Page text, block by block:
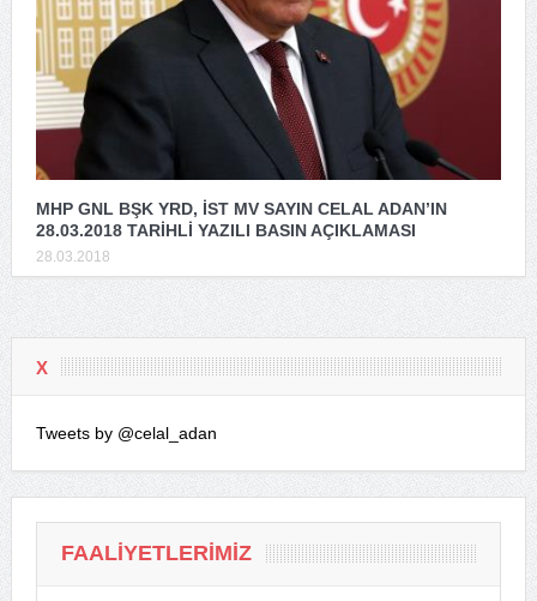
MHP GNL BŞK YRD, İST MV SAYIN CELAL ADAN’IN
28.03.2018 TARİHLİ YAZILI BASIN AÇIKLAMASI
28.03.2018
X
Tweets by @celal_adan
FAALIYETLERIMIZ